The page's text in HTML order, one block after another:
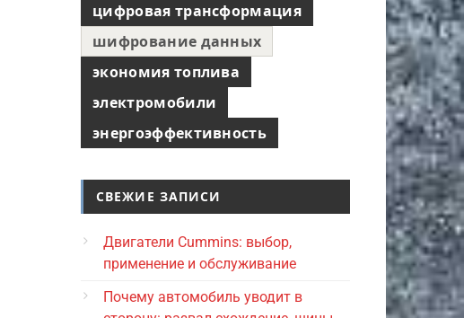
цифровая трансформация
шифрование данных
экономия топлива
электромобили
энергоэффективность
СВЕЖИЕ ЗАПИСИ
Двигатели Cummins: выбор,
применение и обслуживание
Почему автомобиль уводит в